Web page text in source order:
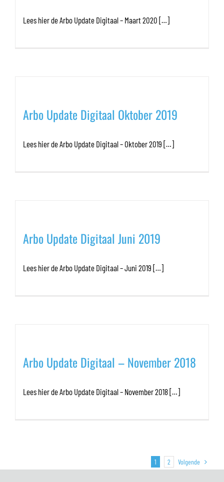
Lees hier de Arbo Update Digitaal – Maart 2020 […]
Arbo Update Digitaal Oktober 2019
Lees hier de Arbo Update Digitaal – Oktober 2019 […]
Arbo Update Digitaal Juni 2019
Lees hier de Arbo Update Digitaal – Juni 2019 […]
Arbo Update Digitaal – November 2018
Lees hier de Arbo Update Digitaal – November 2018 […]
1 2 Volgende